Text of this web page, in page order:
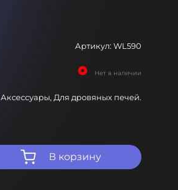
Артикул: WL590
Нет в наличии
Аксессуары, Для дровяных печей.
В корзину